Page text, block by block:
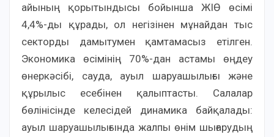
айының қорытындысы бойынша ЖІӨ өсімі
4,4%-ды құрады, ол негізінен мұнайдан тыс
секторды дамытумен қамтамасыз етілген.
Экономика өсімінің 70%-дан астамы өңдеу
өнеркәсібі, сауда, ауыл шаруашылығы және
құрылыс есебінен қалыптасты. Салалар
бөлінісінде келесідей динамика байқалады:
ауыл шаруашылығында жалпы өнім шығарудың